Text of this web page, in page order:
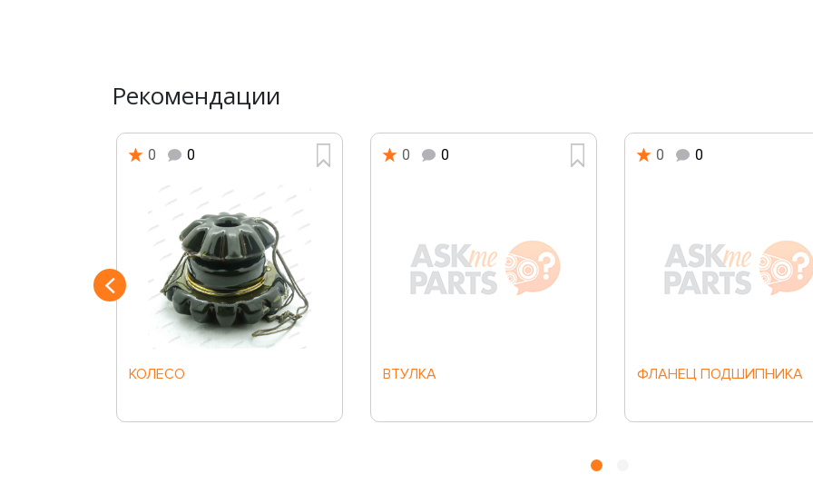
Рекомендации
0 0
КОЛЕСО
0 0
ВТУЛКА
0 0
ФЛАНЕЦ ПОДШИПНИКА